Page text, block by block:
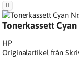
Tonerkassett Cyan
HP
Originalartikel från